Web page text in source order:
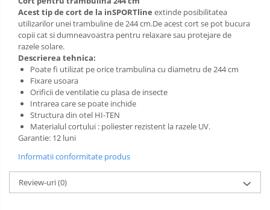
Sac de dormit 130 cm
Sac de dormit 140 cm
Sac de dormit 150 cm
Sac de dormit tineret
Saltele de infasat
Acest tip de cort de la inSPORTline extinde posibilitatea
utilizarilor unei trambuline de 244 cm.De acest cort se pot bucura
copii cat si dumneavoastra pentru relaxare sau protejare de
razele solare.
Descrierea tehnica:
Poate fi utilizat pe orice trambulina cu diametru de 244 cm
Fixare usoara
Orificii de ventilatie cu plasa de insecte
Intrarea care se poate inchide
Structura din otel HI-TEN
Materialul cortului : poliester rezistent la razele UV.
Garantie: 12 luni
Informatii conformitate produs
Review-uri(0)